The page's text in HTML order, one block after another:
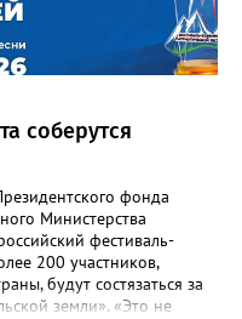
всеми
тепла до конечных
соберутся
фонда
Министерства
фестиваль-
200 участников,
будут состязаться за
земли». «Это не